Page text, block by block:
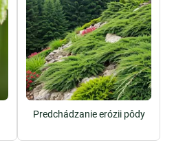
Predchádzanie erózii pôdy